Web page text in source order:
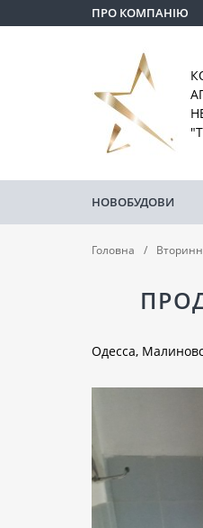
ПРО КОМПАНІЮ
НОВОБУДОВИ
Головна
Одесса,